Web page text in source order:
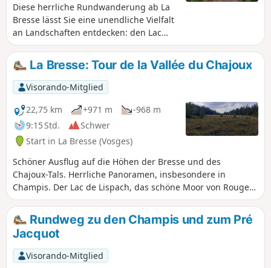
Diese herrliche Rundwanderung ab La
Bresse lässt Sie eine unendliche Vielfalt
an Landschaften entdecken: den Lac
des Corbeaux, den Étang de Sèchemer,
den Col de la Vierge, den
Aussichtspunkt Roche du Lac (nach zwei
Berghütten), um den Col du Brabant
und sein Skigebiet zu erreichen, und
schließlich zurück nach La Bresse über
eine herrliche Strecke durch das
Arboretum du Planot-Paris. Nur
aufgrund ihrer Länge als schwierig
eingestuft: 22 km
La Bresse: Tour de la Vallée du Chajoux
Visorando-Mitglied
22,75 km
+971 m
-968 m
9:15 Std.
Schwer
Start in La Bresse (Vosges)
Schöner Ausflug auf die Höhen der Bresse und des
Chajoux-Tals. Herrliche Panoramen, insbesondere in
Champis. Der Lac de Lispach, das schöne Moor von Rouge
Feigne und Grouvelin sind die Höhepunkte, aber jeder
Abstecher auf den Wegen und Pfaden wird Sie diese
malerische Region der Hautes-Vosges noch mehr lieben
lassen.
Rundweg zu den Champis und zum Pré
Jacquot
Visorando-Mitglied